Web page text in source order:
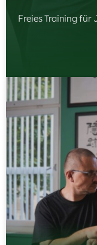
Freies Training für